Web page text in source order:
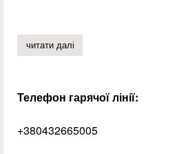
читати далі
Телефон гарячої лінії:
+380432665005